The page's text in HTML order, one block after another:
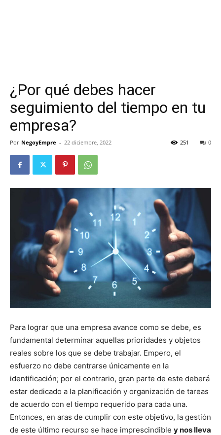
¿Por qué debes hacer
seguimiento del tiempo en tu
empresa?
Por NegoyEmpre - 22 diciembre, 2022 0
251
Para lograr que una empresa avance como se debe, es
fundamental determinar aquellas prioridades y objetos
reales sobre los que se debe trabajar. Empero, el
esfuerzo no debe centrarse únicamente en la
identificación; por el contrario, gran parte de este deberá
estar dedicado a la planificación y organización de tareas
de acuerdo con el tiempo requerido para cada una.
Entonces, en aras de cumplir con este objetivo, la gestión
de este último recurso se hace imprescindible y nos lleva